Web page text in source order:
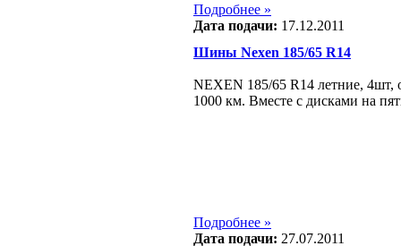
Подробнее »
Дата подачи: 17.12.2011
Шины Nexen 185/65 R14
NEXEN 185/65 R14 летние, 4шт,
1000 км. Вместе с дисками на
Подробнее »
Дата подачи: 27.07.2011